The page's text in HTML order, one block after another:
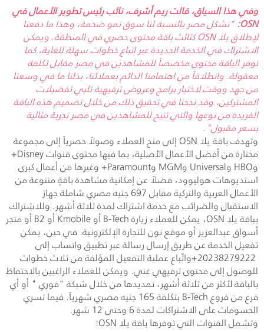
وفي هذا السياق، قالت ريم أشرف، نائب رئيس تطوير الأعمال في
OSN
:"تشكل مصر بالنسبة لنا سوق نمو ضخمة، وهذا ما دفعنا
لإطلاق يلاOSNكثالث باقة محتوى حصري في المنطقة. ويمكن
الاشتراك في الخدمة الجديدة عبر اتباع خطوات سهلة للغاية، كما
توفر الباقة محتوى مخصصاً للمشاهدين في مصر مقابل تكلفة
معقولة. وانطلاقاً من اهتمامنا الدائم بعملائنا، بذلنا ما في وسعنا
من جهد ووقت لاختيار برامج وعروض ترفيهية تلبي تفضيلات
المشتركين، وقد نجحنا في تحقيق ذلك من خلال تصميم هذه الباقة
الفريدة من نوعها والتي تتيح للمشاهدين في مصر تجربة مثالية
بسعر مقبول".
وتهدف باقة يلاOSNإلى منح العملاء وصولاً حصرياً إلى مجموعة
مختارة من أفضل الأعمال الأصلية، بما فيها محتوى قنواتDisney
+
وHBOوUniversalوMGMوParamount+ وغيرها من أعمال كبرى
استديوهات هوليوود، فضلاً عن إمكانية مشاهدة باقةٍ متنوعة من
الأعمال العربية والتركية مقابل 697 جنيه مصري شاملة جهاز
الاستقبال والضرائب مع خدمة اشتراك لمدة ثلاثة أشهر. وللاشتراك
بباقة يلاOSN، يمكن للعملاء زيارةB-TechأوKmobileأو 2 Bأو متجر
أسواق عبدالعزيز أو موقع نون للتجارة الإلكترونية. في حين، يمكن
تفعيل الخدمة عن طريق إرسال رسالة عبر تطبيق واتساب إلى
+20238279222واتّباع عملية التفعيل المؤلفة من ثلاث خطوات
للوصول إلى محتوى ترفيهي غني. ويمكن للعملاء الراغبين بالاحتفاظ
بالباقة لأكثر من ثلاثة أشهر، تمديدها من خلال شبكة "فوري " أو أي
فرع من فروعB-Tech بتكلفة 165 جنيه مصري شهرياً. فيما تسري
الحسومات على الاشتراكات لمدة 6 وحتى 12 شهر.
وتشمل القنوات التي توفرها باقة يلاOSN
: